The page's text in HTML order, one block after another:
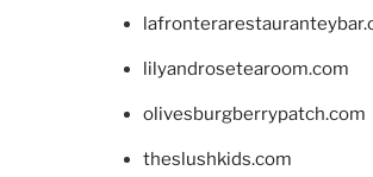
lilyandrosetearoom.com
olivesburgberrypatch.com
theslushkids.com